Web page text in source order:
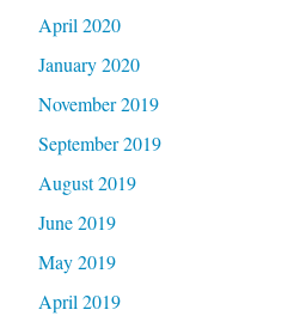
April 2020
January 2020
November 2019
September 2019
August 2019
June 2019
May 2019
April 2019